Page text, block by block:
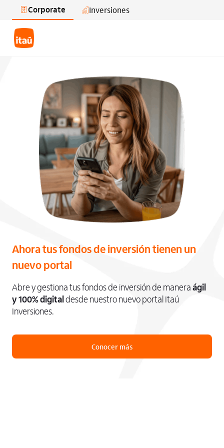
Saltar al contenido principal
Corporate Inversiones
Ahora tus fondos de inversión tienen un
nuevo portal
Abre y gestiona tus fondos de inversión de manera ágil
y 100% digitaldesde nuestro nuevo portal Itaú
Inversiones.
Conocer más